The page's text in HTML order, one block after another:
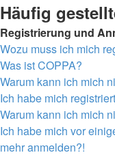
Häufig
Registrierung und
Wozu muss ich mich
Was ist COPPA?
Warum kann ich mich
Ich habe mich
Warum kann ich mich
Ich habe mich vor
mehr anmelden?!